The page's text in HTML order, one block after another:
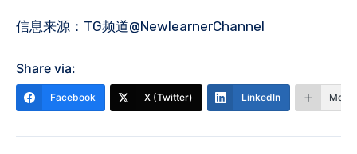
信息来源：TG频道@NewlearnerChannel
Share via:
Facebook X (Twitter) LinkedIn More